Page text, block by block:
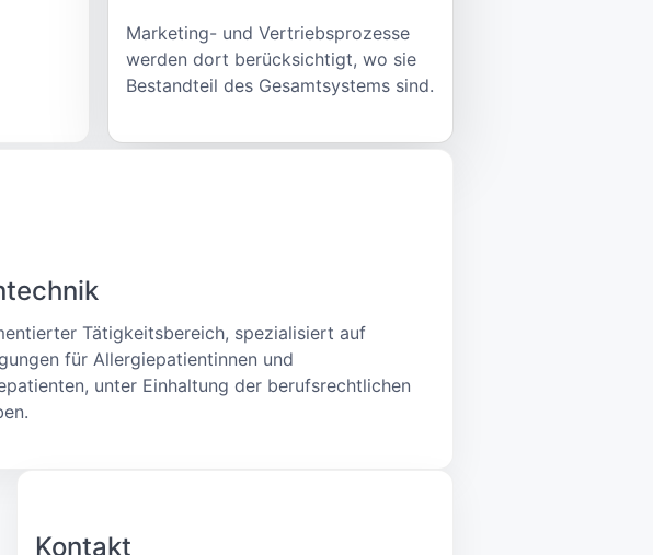
Marketing- und Vertriebsprozesse
werden dort berücksichtigt, wo sie
Bestandteil des Gesamtsystems sind.
Tätigkeitsbereich, spezialisiert auf
für Allergiepatientinnen und
unter Einhaltung der berufsrechtlichen
Kontakt